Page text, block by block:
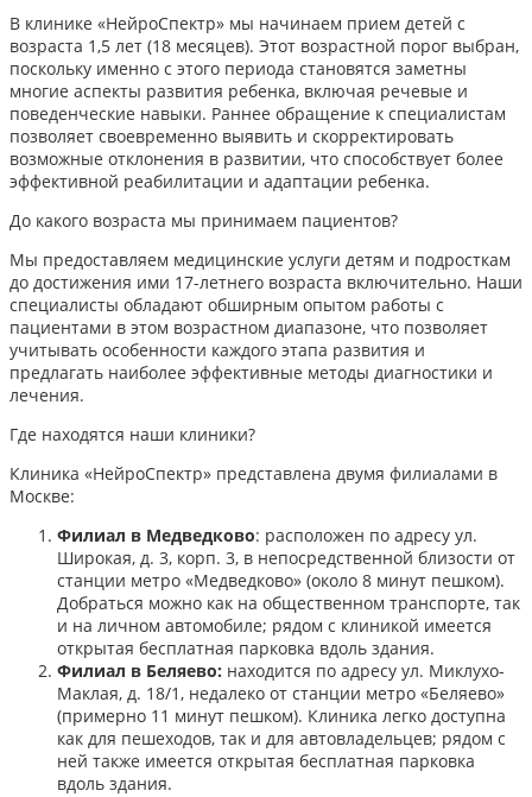
В клинике «НейроСпектр» мы начинаем прием детей с
возраста 1,5 лет (18 месяцев). Этот возрастной порог выбран,
поскольку именно с этого периода становятся заметны
многие аспекты развития ребенка, включая речевые и
поведенческие навыки. Раннее обращение к специалистам
позволяет своевременно выявить и скорректировать
возможные отклонения в развитии, что способствует более
эффективной реабилитации и адаптации ребенка.​
До какого возраста мы принимаем пациентов?
Мы предоставляем медицинские услуги детям и подросткам
до достижения ими 17-летнего возраста включительно. Наши
специалисты обладают обширным опытом работы с
пациентами в этом возрастном диапазоне, что позволяет
учитывать особенности каждого этапа развития и
предлагать наиболее эффективные методы диагностики и
лечения.​
Где находятся наши клиники?
Клиника «НейроСпектр» представлена двумя филиалами в
Москве:​
Филиал в Медведково: расположен по адресу ул.
Широкая, д. 3, корп. 3, в непосредственной близости от
станции метро «Медведково» (около 8 минут пешком).
Добраться можно как на общественном транспорте, так
и на личном автомобиле; рядом с клиникой имеется
открытая бесплатная парковка вдоль здания.
Филиал в Беляево: находится по адресу ул. Миклухо-
Маклая, д. 18/1, недалеко от станции метро «Беляево»
(примерно 11 минут пешком). Клиника легко доступна
как для пешеходов, так и для автовладельцев; рядом с
ней также имеется открытая бесплатная парковка
вдоль здания.